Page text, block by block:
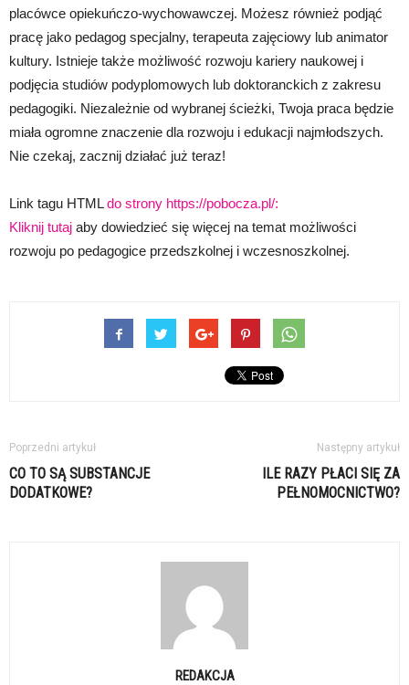
placówce opiekuńczo-wychowawczej. Możesz również podjąć
pracę jako pedagog specjalny, terapeuta zajęciowy lub animator
kultury. Istnieje także możliwość rozwoju kariery naukowej i
podjęcia studiów podyplomowych lub doktoranckich z zakresu
pedagogiki. Niezależnie od wybranej ścieżki, Twoja praca będzie
miała ogromne znaczenie dla rozwoju i edukacji najmłodszych.
Nie czekaj, zacznij działać już teraz!
Link tagu HTMLdo strony https://pobocza.pl/:
Kliknij tutaj aby dowiedzieć się więcej na temat możliwości
rozwoju po pedagogice przedszkolnej i wczesnoszkolnej.
Poprzedni artykuł
CO TO SĄ SUBSTANCJE
DODATKOWE?
Następny artykuł
ILE RAZY PŁACI SIĘ ZA
PEŁNOMOCNICTWO?
REDAKCJA